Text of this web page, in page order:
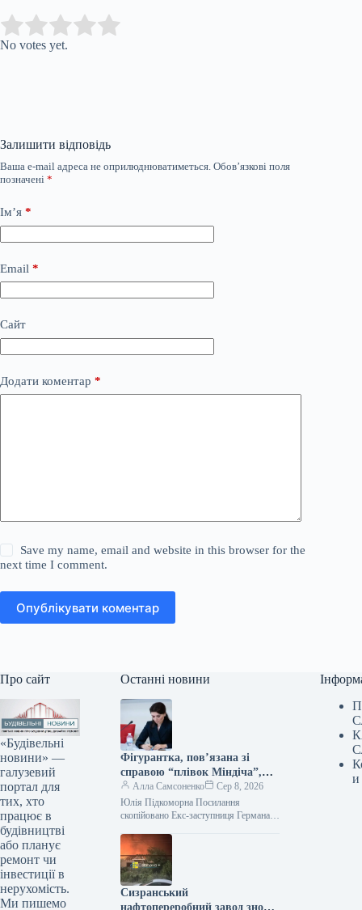
Rate this item:
No votes yet.
Залишити відповідь
Ваша e-mail адреса не оприлюднюватиметься. Обов’язкові поля
позначені *
Ім’я *
Email *
Сайт
Додати коментар *
Save my name, email and website in this browser for the
next time I comment.
Опублікувати коментар
Про сайт
«Будівельні
новини» —
галузевий
портал для
тих, хто
працює в
будівництві
або планує
ремонт чи
інвестиції в
нерухомість.
Ми пишемо
Останні новини
Фігурантка, пов’язана зі
справою “плівок Міндіча”,
зайняла керівний пост у
стратегічній державній
компанії.
Алла Самсоненко
Сер 8, 2026
Юлія Підкоморна Посилання
скопійовано Екс-заступниця Германа
Міндіча”, Юлія Підкоморна, обійняла
посаду виконувачки обов’язків
члена…
Сизранський
нафтопереробний завод знову
и